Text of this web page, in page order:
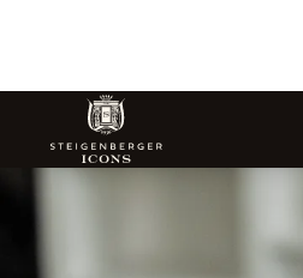
Слайд 1 з 1